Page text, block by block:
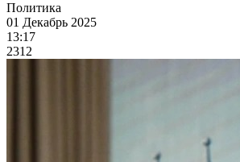
Политика
01 Декабрь 2025
13:17
2312